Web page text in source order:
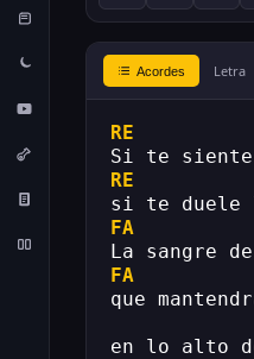
Acordes Letra
RE
Si te
RE
si te duele
FA
La sangre
FA
que
en lo alto